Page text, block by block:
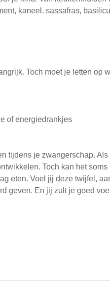
kaneel, sassafras,
Toch moet je letten op
of energiedrankjes
tijdens je zwangerschap.
Toch kan het
eten. Voel jij deze twijfel,
geven. En jij zult je goed